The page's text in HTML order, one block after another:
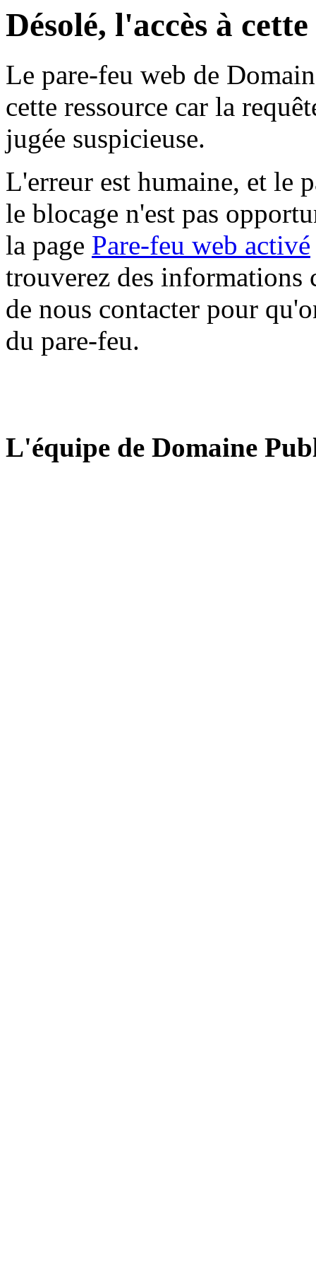
Désolé, l'accès à
Le pare-feu web de
cette ressource car la
jugée suspicieuse.
L'erreur est humaine, et le
le blocage n'est pas
la page Pare-feu web activé
trouverez des informations
de nous contacter pour
du pare-feu.
L'équipe de Domaine